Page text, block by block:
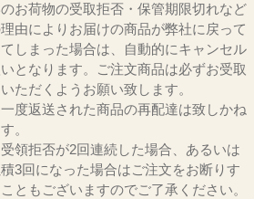
お荷物の受取拒否・保管期限切れなど
由によりお届けの商品が弊社に戻って
てしまった場合は、自動的にキャンセル
となります。ご注文商品は必ずお受取
いただくようお願い致します。
度返送された商品の再配達は致しかね
。
領拒否が2回連続した場合、あるいは
積3回になった場合はご注文をお断りす
ともございますのでご了承ください。